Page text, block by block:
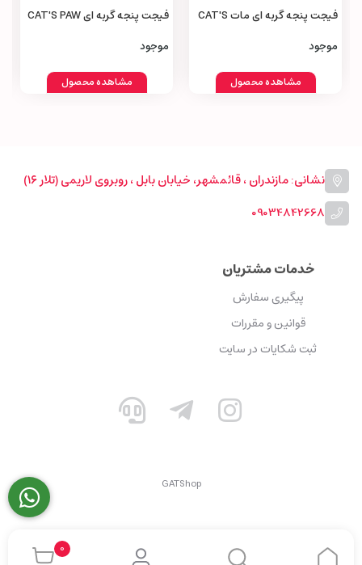
0
فیجت پنجه گربه‌ ای مات CAT'S
موجود
مشاهده محصول
فیجت پنجه گربه‌ ای CAT'S PAW
موجود
مشاهده محصول
نشانی: مازندران ، قائمشهر، خیابان بابل ، روبروی لاریمی (تلار ۱۶)
09034842668
خدمات مشتریان
پیگیری سفارش
قوانین و مقررات
ثبت شکایات در سایت
GATShop